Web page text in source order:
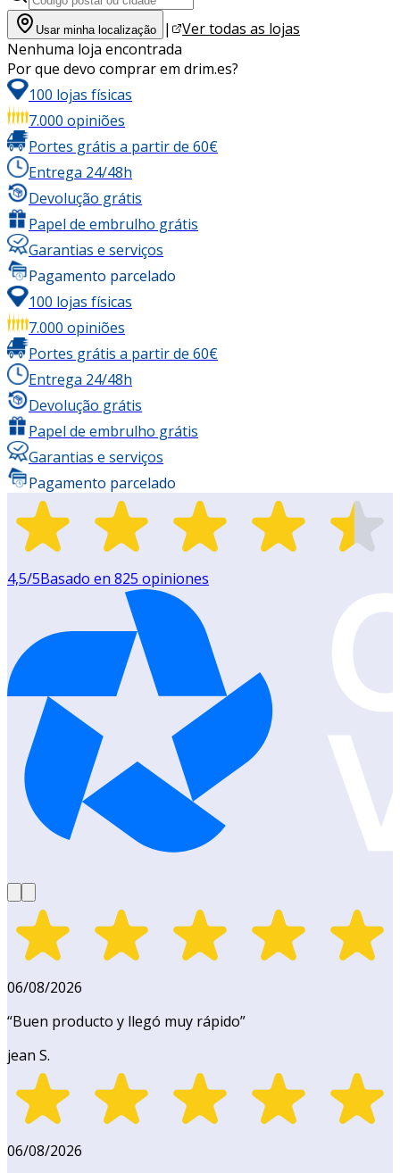
Usar minha localização |
Ver todas as lojas
Nenhuma loja encontrada
Por que devo comprar em drim.es?
100 lojas físicas
7.000 opiniões
Portes grátis a partir de 60€
Entrega 24/48h
Devolução grátis
Papel de embrulho grátis
Garantias e serviços
Pagamento parcelado
100 lojas físicas
7.000 opiniões
Portes grátis a partir de 60€
Entrega 24/48h
Devolução grátis
Papel de embrulho grátis
Garantias e serviços
Pagamento parcelado
4,5/5Basado en 825 opiniones
06/08/2026
“Buen producto y llegó muy rápido”
jean S.
06/08/2026